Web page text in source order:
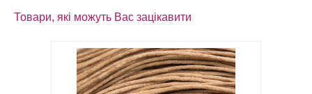
Товари, які можуть Вас зацікавити